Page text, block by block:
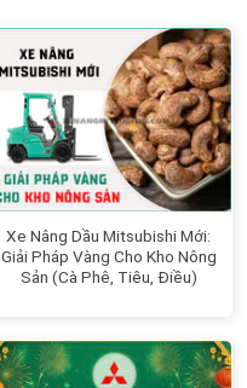
Xe Nâng Dầu Mitsubishi Mới:
Giải Pháp Vàng Cho Kho Nông
Sản (Cà Phê, Tiêu, Điều)